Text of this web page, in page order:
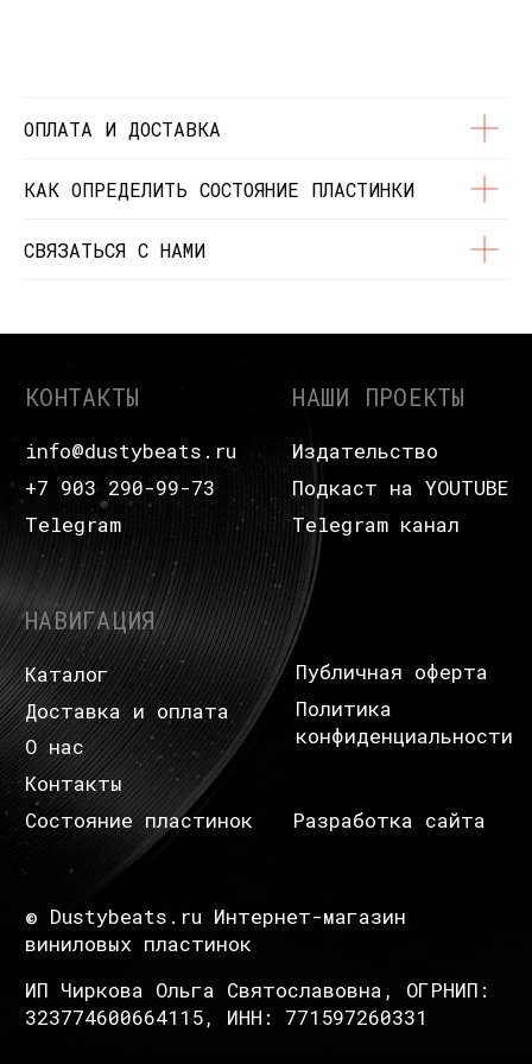
ОПЛАТА И ДОСТАВКА
КАК ОПРЕДЕЛИТЬ СОСТОЯНИЕ ПЛАСТИНКИ
СВЯЗАТЬСЯ С НАМИ
323774600664115, ИНН: 771597260331